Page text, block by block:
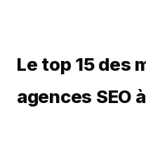
Le top 15 des
agences SEO